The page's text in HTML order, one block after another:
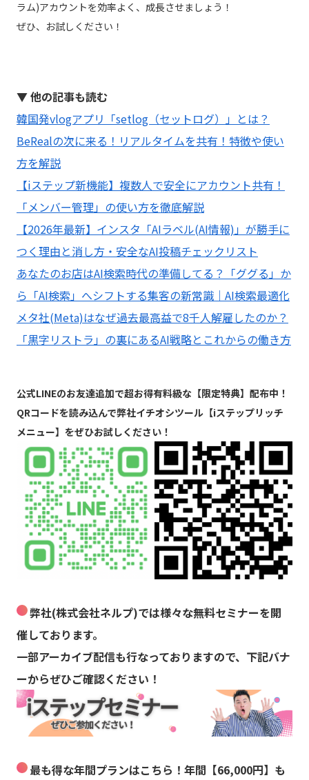
ラム)アカウントを効率よく、成長させましょう！
ぜひ、お試しください！
▼ 他の記事も読む
韓国発vlogアプリ「setlog（セットログ）」とは？
BeRealの次に来る！リアルタイムを共有！特徴や使い
方を解説
【iステップ新機能】複数人で安全にアカウント共有！
「メンバー管理」の使い方を徹底解説
【2026年最新】インスタ「AIラベル(AI情報)」が勝手に
つく理由と消し方・安全なAI投稿チェックリスト
あなたのお店はAI検索時代の準備してる？「ググる」か
ら「AI検索」へシフトする集客の新常識｜AI検索最適化
メタ社(Meta)はなぜ過去最高益で8千人解雇したのか？
「黒字リストラ」の裏にあるAI戦略とこれからの働き方
公式LINEのお友達追加で超お得有料級な【限定特典】配布中！
QRコードを読み込んで弊社イチオシツール【iステップリッチ
メニュー】をぜひお試しください！
弊社(株式会社ネルプ)では様々な無料セミナーを開
催しております。
一部アーカイブ配信も行なっておりますので、下記バナ
ーからぜひご確認ください！
最も得な年間プランはこちら！年間【66,000円】も